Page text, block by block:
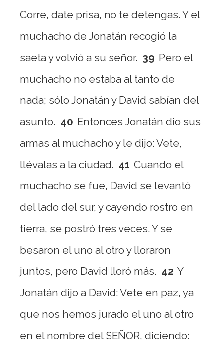
Corre, date prisa, no te detengas. Y el
muchacho de Jonatán recogió la
saeta y volvió a su señor. 39 Pero el
muchacho no estaba al tanto de
nada; sólo Jonatán y David sabían del
asunto. 40 Entonces Jonatán dio sus
armas al muchacho y le dijo: Vete,
llévalas a la ciudad. 41 Cuando el
muchacho se fue, David se levantó
del lado del sur, y cayendo rostro en
tierra, se postró tres veces. Y se
besaron el uno al otro y lloraron
juntos, pero David lloró más. 42 Y
Jonatán dijo a David: Vete en paz, ya
que nos hemos jurado el uno al otro
en el nombre del SEÑOR, diciendo: